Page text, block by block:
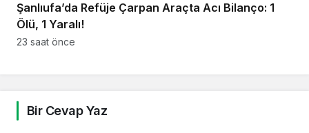
Şanlıufa’da Refüje Çarpan Araçta Acı Bilanço: 1
Ölü, 1 Yaralı!
23 saat önce
Bir Cevap Yaz